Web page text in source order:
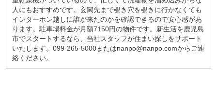
人にもおすすめです。玄関先まで覗き穴を覗きに行かなくても
インターホン越しに誰が来たのかを確認できるので安心感があ
ります。駐車場料金が月額7150円の物件です。新生活を鹿児島
市でスタートするなら、当社スタッフが住まい探しをサポート
いたします。099-265-5000またはnanpo@nanpo.comからご連
絡ください。